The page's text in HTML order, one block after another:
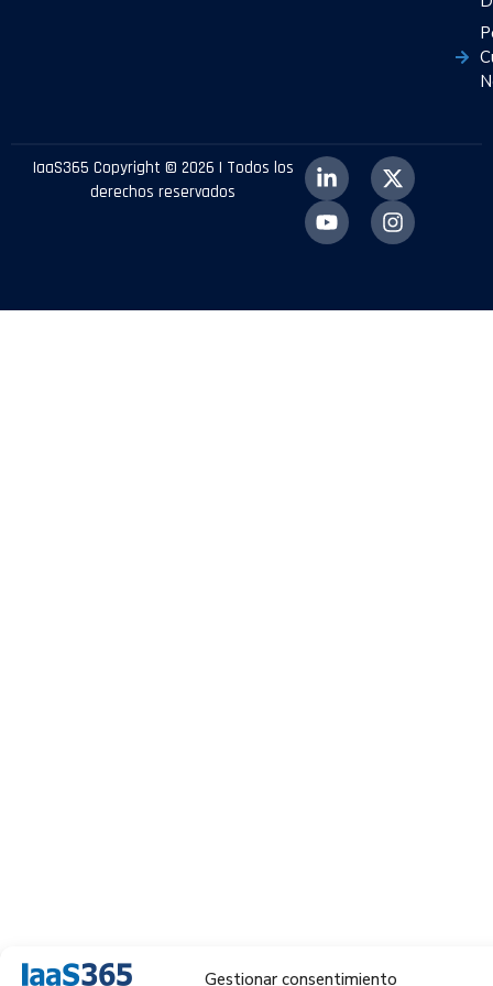
Gestionar consentimiento
IaaS365 Copyright © 2026 | Todos los
derechos reservados